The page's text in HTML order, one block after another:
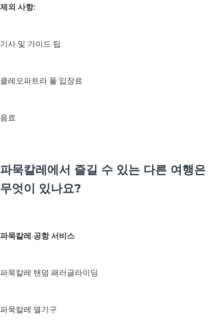
제외 사항:
기사 및 가이드 팁
클레오파트라 풀 입장료
음료
파묵칼레에서 즐길 수 있는 다른 여행은
무엇이 있나요?
파묵칼레 공항 서비스
파묵칼레 탠덤 패러글라이딩
파묵칼레 열기구